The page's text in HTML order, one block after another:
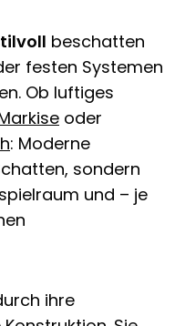
beschatten
festen Systemen
Ob luftiges
oder
: Moderne
sondern
und – je
ihre